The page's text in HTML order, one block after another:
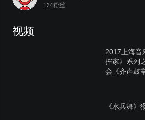
124粉丝
视频
2017上海音
挥家》系列
会《齐声鼓
《水兵舞》